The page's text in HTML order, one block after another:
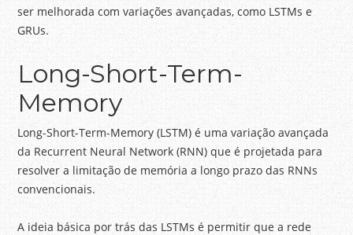
ser melhorada com variações avançadas, como LSTMs e
GRUs.
Long-Short-Term-
Memory
Long-Short-Term-Memory (LSTM) é uma variação avançada
da Recurrent Neural Network (RNN) que é projetada para
resolver a limitação de memória a longo prazo das RNNs
convencionais.
A ideia básica por trás das LSTMs é permitir que a rede